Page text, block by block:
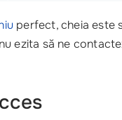
perfect, cheia este
ezita să ne